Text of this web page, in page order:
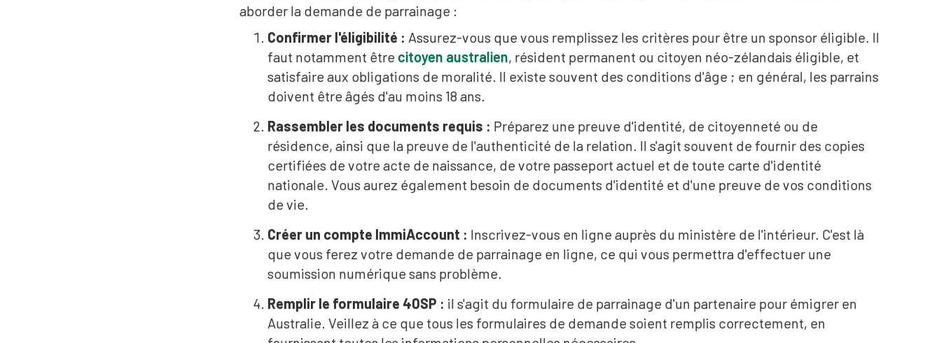
aborder la demande de parrainage :
Confirmer l'éligibilité : Assurez-vous que vous remplissez les critères pour être un sponsor éligible. Il
faut notamment être citoyen australien, résident permanent ou citoyen néo-zélandais éligible, et
satisfaire aux obligations de moralité. Il existe souvent des conditions d'âge ; en général, les parrains
doivent être âgés d'au moins 18 ans.
Rassembler les documents requis : Préparez une preuve d'identité, de citoyenneté ou de
résidence, ainsi que la preuve de l'authenticité de la relation. Il s'agit souvent de fournir des copies
certifiées de votre acte de naissance, de votre passeport actuel et de toute carte d'identité
nationale. Vous aurez également besoin de documents d'identité et d'une preuve de vos conditions
de vie.
Créer un compte ImmiAccount : Inscrivez-vous en ligne auprès du ministère de l'intérieur. C'est là
que vous ferez votre demande de parrainage en ligne, ce qui vous permettra d'effectuer une
soumission numérique sans problème.
Remplir le formulaire 40SP : il s'agit du formulaire de parrainage d'un partenaire pour émigrer en
Australie. Veillez à ce que tous les formulaires de demande soient remplis correctement, en